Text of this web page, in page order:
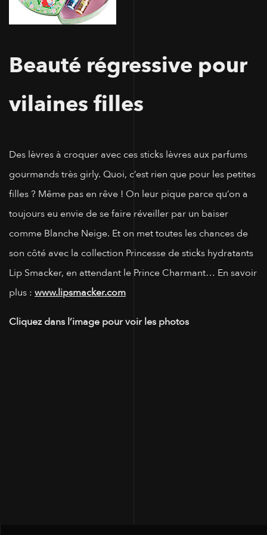
Beauté régressive pour
vilaines filles
Des lèvres à croquer avec ces sticks lèvres aux parfums
gourmands très girly. Quoi, c’est rien que pour les petites
filles ? Même pas en rêve ! On leur pique parce qu’on a
toujours eu envie de se faire réveiller par un baiser
comme Blanche Neige. Et on met toutes les chances de
son côté avec la collection Princesse de sticks hydratants
Lip Smacker, en attendant le Prince Charmant… En savoir
plus : www.lipsmacker.com
Cliquez dans l’image pour voir les photos